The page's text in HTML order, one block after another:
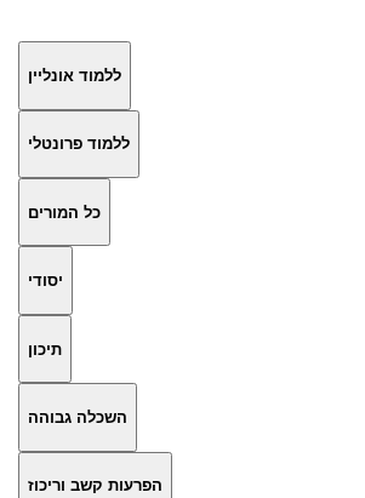
ללמוד אונליין
ללמוד פרונטלי
כל המורים
יסודי
תיכון
השכלה גבוהה
הפרעות קשב וריכוז